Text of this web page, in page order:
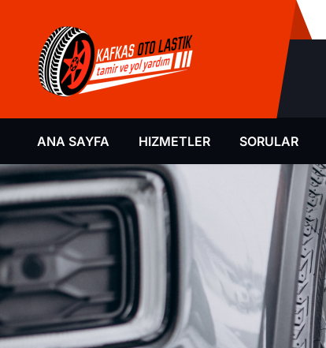
ANA SAYFA HIZMETLER SORULAR